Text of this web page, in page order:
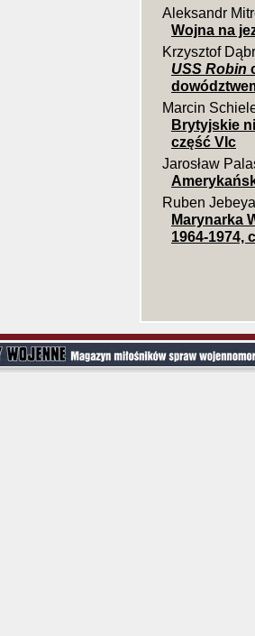
Aleksandr
Wojna na
Krzysztof
USS Robin
Marcin
Brytyjskie
część VIc
Jarosław
Ruben
Marynarka
1964-1974,